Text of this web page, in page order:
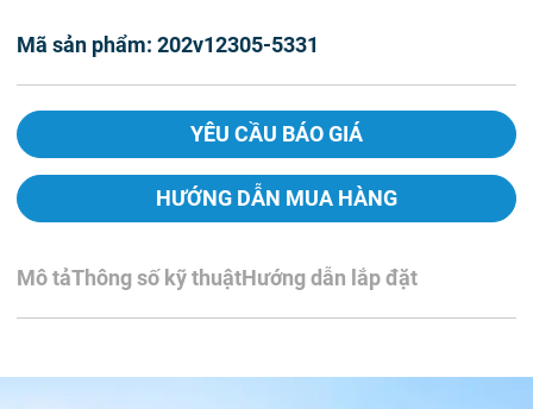
Mã sản phẩm: 202v12305-5331
YÊU CẦU BÁO GIÁ
HƯỚNG DẪN MUA HÀNG
Mô tảThông số kỹ thuậtHướng dẫn lắp đặt